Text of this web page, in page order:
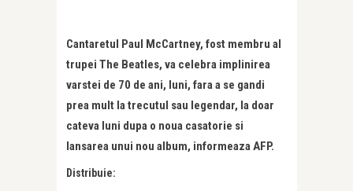
Cantaretul Paul McCartney, fost membru al
trupei The Beatles, va celebra implinirea
varstei de 70 de ani, luni, fara a se gandi
prea mult la trecutul sau legendar, la doar
cateva luni dupa o noua casatorie si
lansarea unui nou album, informeaza AFP.
Distribuie: